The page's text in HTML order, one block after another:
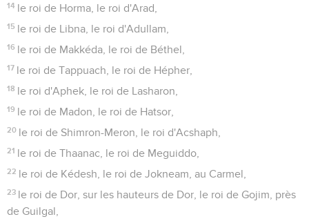
14 le roi de Horma, le roi d'Arad,
15 le roi de Libna, le roi d'Adullam,
16 le roi de Makkéda, le roi de Béthel,
17 le roi de Tappuach, le roi de Hépher,
18 le roi d'Aphek, le roi de Lasharon,
19 le roi de Madon, le roi de Hatsor,
20 le roi de Shimron-Meron, le roi d'Acshaph,
21 le roi de Thaanac, le roi de Meguiddo,
22 le roi de Kédesh, le roi de Jokneam, au Carmel,
23 le roi de Dor, sur les hauteurs de Dor, le roi de Gojim, près
de Guilgal,